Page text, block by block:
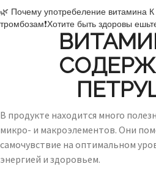
🌿 Почему употребеление витамина К
тромбозам❗️Хотите быть здоровы
В продукте находится много
микро- и макроэлементов. Они
самочувствие на оптимальном
энергией и здоровьем.